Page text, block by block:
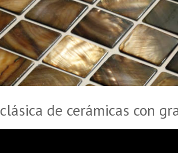
de cerámicas con